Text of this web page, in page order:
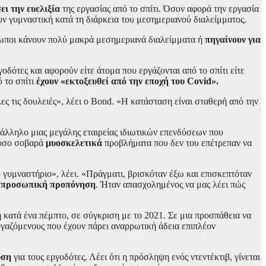
την ευελιξία της εργασίας από το σπίτι. Όσον αφορά την εργασία
γυμναστική κατά τη διάρκεια του μεσημεριανού διαλείμματος.
κάνουν πολύ μακρά μεσημεριανά διαλείμματα ή πηγαίνουν για
και αφορούν είτε άτομα που εργάζονται από το σπίτι είτε
σπίτι έχουν «εκτοξευθεί από την εποχή του Covid».
τις δουλειές», λέει ο Bond. «Η κατάσταση είναι σταθερή από την
μιας μεγάλης εταιρείας ιδιωτικών επενδύσεων που
σοβαρά μυοσκελετικά προβλήματα που δεν του επέτρεπαν να
λέει. «Πράγματι, βρισκόταν έξω και επισκεπτόταν
προσωπική προπόνηση. Ήταν απασχολημένος να μας λέει πώς
ένα πέμπτο, σε σύγκριση με το 2021. Σε μια προσπάθεια να
που έχουν πάρει αναρρωτική άδεια επιπλέον
για τους εργοδότες. Λέει ότι η πρόσληψη ενός ντεντέκτιβ, γίνεται